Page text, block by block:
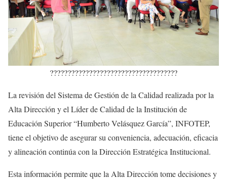
????????????????????????????????????
La revisión del Sistema de Gestión de la Calidad realizada por la
Alta Dirección y el Líder de Calidad de la Institución de
Educación Superior “Humberto Velásquez García”, INFOTEP,
tiene el objetivo de asegurar su conveniencia, adecuación, eficacia
y alineación continúa con la Dirección Estratégica Institucional.
Esta información permite que la Alta Dirección tome decisiones y